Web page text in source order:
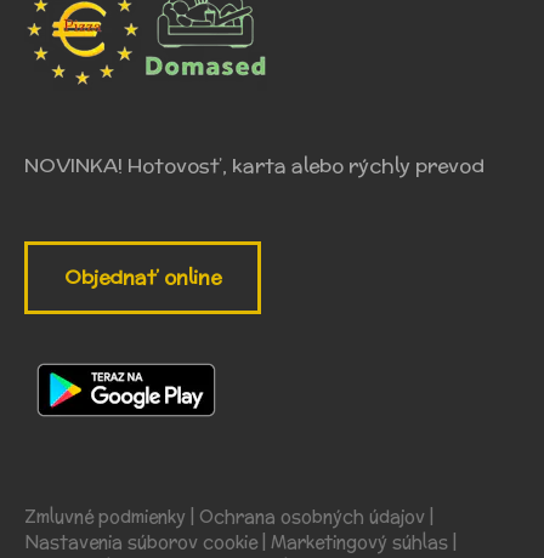
NOVINKA! Hotovosť, karta alebo rýchly prevod
Objednať online
Zmluvné podmienky Ochrana osobných údajov
Nastavenia súborov cookie Marketingový súhlas